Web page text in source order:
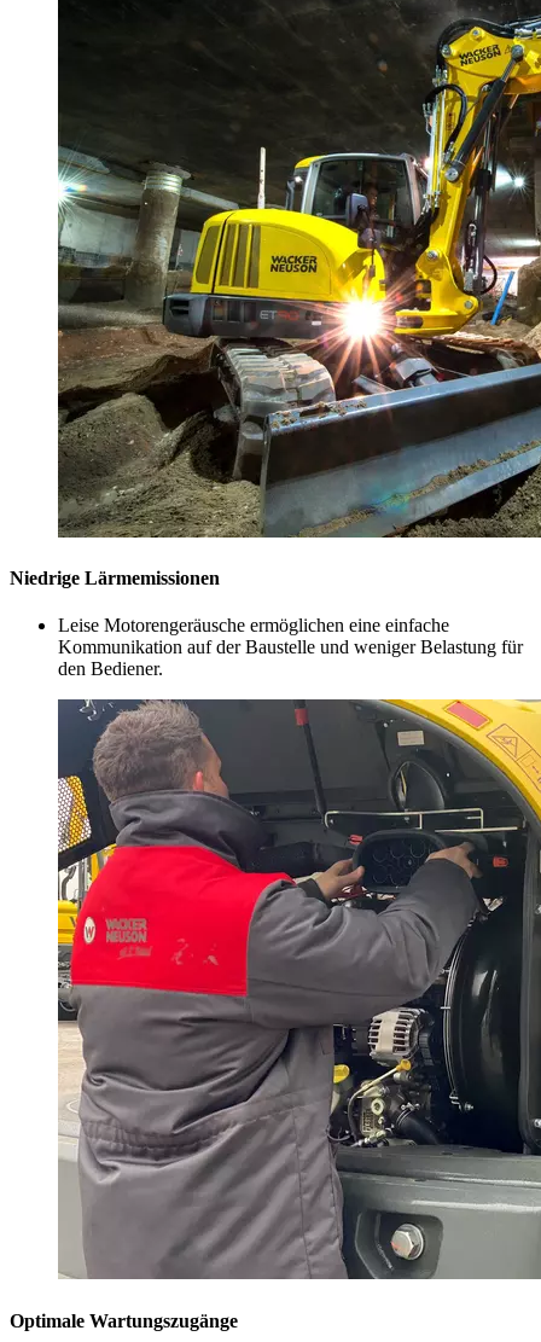
Niedrige Lärmemissionen
Leise Motorengeräusche ermöglichen eine einfache
Kommunikation auf der Baustelle und weniger Belastung für
den Bediener.
Optimale Wartungszugänge